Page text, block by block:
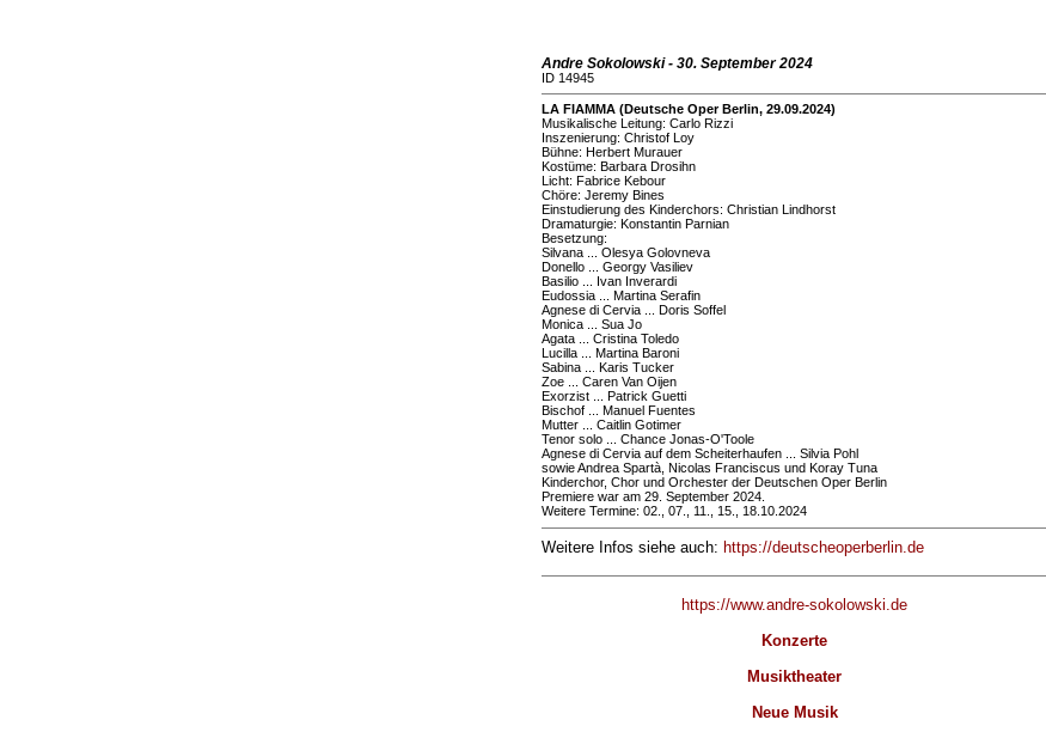
Andre Sokolowski - 30. September 2024
ID 14945
LA FIAMMA (Deutsche Oper Berlin, 29.09.2024)
Musikalische Leitung: Carlo Rizzi
Inszenierung: Christof Loy
Bühne: Herbert Murauer
Kostüme: Barbara Drosihn
Licht: Fabrice Kebour
Chöre: Jeremy Bines
Einstudierung des Kinderchors: Christian Lindhorst
Dramaturgie: Konstantin Parnian
Besetzung:
Silvana ... Olesya Golovneva
Donello ... Georgy Vasiliev
Basilio ... Ivan Inverardi
Eudossia ... Martina Serafin
Agnese di Cervia ... Doris Soffel
Monica ... Sua Jo
Agata ... Cristina Toledo
Lucilla ... Martina Baroni
Sabina ... Karis Tucker
Zoe ... Caren Van Oijen
Exorzist ... Patrick Guetti
Bischof ... Manuel Fuentes
Mutter ... Caitlin Gotimer
Tenor solo ... Chance Jonas-O'Toole
Agnese di Cervia auf dem Scheiterhaufen ... Silvia Pohl
sowie Andrea Spartà, Nicolas Franciscus und Koray Tuna
Kinderchor, Chor und Orchester der Deutschen Oper Berlin
Premiere war am 29. September 2024.
Weitere Termine: 02., 07., 11., 15., 18.10.2024
Weitere Infos siehe auch: https://deutscheoperberlin.de
https://www.andre-sokolowski.de
Konzerte
Musiktheater
Neue Musik